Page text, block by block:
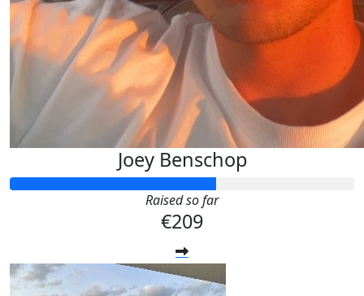
Joey Benschop
Raised so far
€209